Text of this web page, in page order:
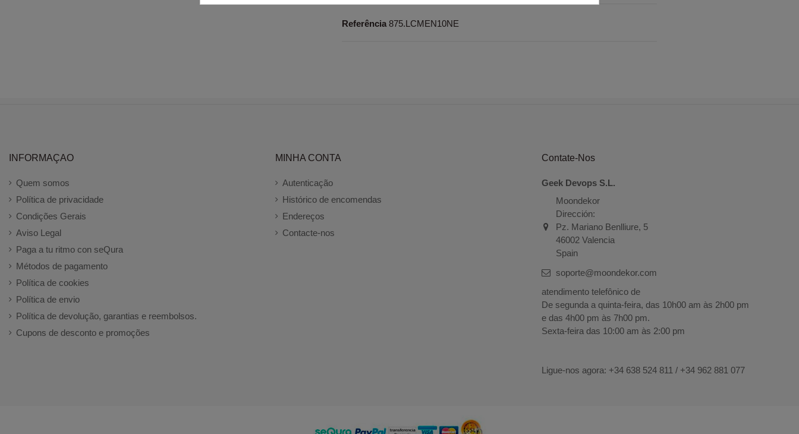
Referência 875.LCMEN10NE
INFORMAÇAO
Quem somos
Política de privacidade
Condições Gerais
Aviso Legal
Paga a tu ritmo con seQura
Métodos de pagamento
Política de cookies
Política de envio
Política de devolução, garantias e reembolsos.
Cupons de desconto e promoções
MINHA CONTA
Autenticação
Histórico de encomendas
Endereços
Contacte-nos
Contate-Nos
Geek Devops S.L.
Moondekor
Dirección:
Pz. Mariano Benlliure, 5
46002 Valencia
Spain
soporte@moondekor.com
atendimento telefônico de
De segunda a quinta-feira, das 10h00 am às 2h00 pm
e das 4h00 pm às 7h00 pm.
Sexta-feira das 10:00 am às 2:00 pm
Ligue-nos agora: +34 638 524 811 / +34 962 881 077